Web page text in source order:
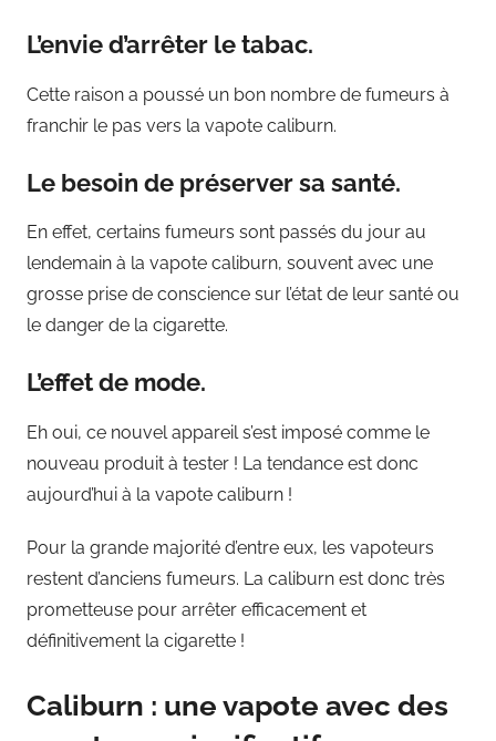
L’envie d’arrêter le tabac.
Cette raison a poussé un bon nombre de fumeurs à
franchir le pas vers la vapote caliburn.
Le besoin de préserver sa santé.
En effet, certains fumeurs sont passés du jour au
lendemain à la vapote caliburn, souvent avec une
grosse prise de conscience sur l’état de leur santé ou
le danger de la cigarette.
L’effet de mode.
Eh oui, ce nouvel appareil s’est imposé comme le
nouveau produit à tester ! La tendance est donc
aujourd’hui à la vapote caliburn !
Pour la grande majorité d’entre eux, les vapoteurs
restent d’anciens fumeurs. La caliburn est donc très
prometteuse pour arrêter efficacement et
définitivement la cigarette !
Caliburn : une vapote avec des